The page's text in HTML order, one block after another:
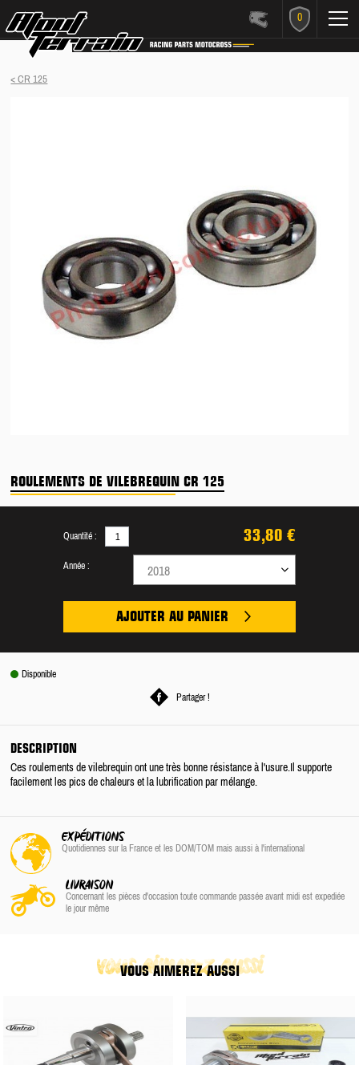
0
< CR 125
ROULEMENTS DE VILEBREQUIN CR 125
33,80 €
Quantité :
Année : 2018
AJOUTER AU PANIER
Disponible
Partager !
DESCRIPTION
Ces roulements de vilebrequin ont une très bonne résistance à l'usure.Il supporte
facilement les pics de chaleurs et la lubrification par mélange.
EXPÉDITIONS
Quotidiennes sur la Franceet les DOM/TOM mais aussi à l'international
LIVRAISON
Concernant les pièces d'occasion toute commande passée avant midi est expediée
le jour même
VOUS AIMEREZ AUSSI
vous aimerez aussi